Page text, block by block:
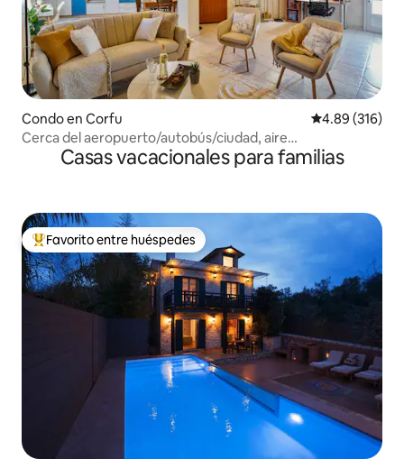
Condo en Corfu Calificación
4.89 (316)
Cerca del aeropuerto/autobús/ciudad, aire
acondicionado, cerradura inteligente, cocina completa
Casas vacacionales para familias
Favorito entre huéspedes preferido
Favorito entre huéspedes